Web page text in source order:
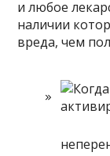
и любое
наличии
вреда, чем